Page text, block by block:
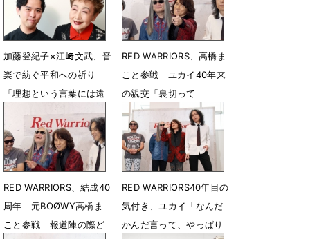
加藤登紀子×江﨑文武、音
楽で紡ぐ平和への祈り
「理想という言葉には遠
く、現実はむしろ最悪
ね」
6月13日 12時00分
RED WARRIORS、高橋ま
こと参戦 ユカイ40年来
の親交「裏切って
BOØWYに行ってさぁ
笑」
6月9日 07時50分
RED WARRIORS、結成40
周年 元BOØWY高橋ま
こと参戦 報道陣の際ど
RED WARRIORS40年目の
気付き、ユカイ「なんだ
かんだ言って、やっぱり